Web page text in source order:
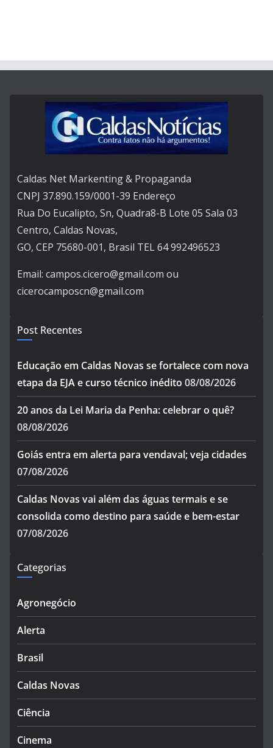
Caldas Net Markenting & Propaganda
CNPJ 37.890.159/0001-39 Endereço
Rua Do Eucalipto, Sn, Quadra8-B Lote 05 Sala 03
Centro, Caldas Novas,
GO, CEP 75680-001, Brasil TEL 64 992496523
Email: campos.cicero@gmail.com ou
cicerocamposcn@gmail.com
Post Recentes
Educação em Caldas Novas se fortalece com nova
etapa da EJA e curso técnico inédito 08/08/2026
20 anos da Lei Maria da Penha: celebrar o quê?
08/08/2026
Goiás entra em alerta para vendaval; veja cidades
07/08/2026
Caldas Novas vai além das águas termais e se
consolida como destino para saúde e bem-estar
07/08/2026
Categorias
Agronegócio
Alerta
Brasil
Caldas Novas
Ciência
Cinema